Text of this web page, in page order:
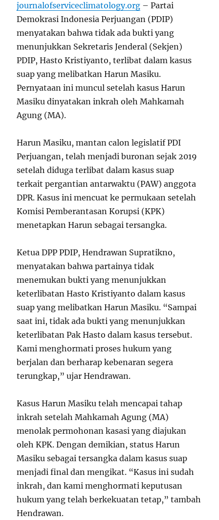
journalofserviceclimatology.org – Partai
Demokrasi Indonesia Perjuangan (PDIP)
menyatakan bahwa tidak ada bukti yang
menunjukkan Sekretaris Jenderal (Sekjen)
PDIP, Hasto Kristiyanto, terlibat dalam kasus
suap yang melibatkan Harun Masiku.
Pernyataan ini muncul setelah kasus Harun
Masiku dinyatakan inkrah oleh Mahkamah
Agung (MA).
Harun Masiku, mantan calon legislatif PDI
Perjuangan, telah menjadi buronan sejak 2019
setelah diduga terlibat dalam kasus suap
terkait pergantian antarwaktu (PAW) anggota
DPR. Kasus ini mencuat ke permukaan setelah
Komisi Pemberantasan Korupsi (KPK)
menetapkan Harun sebagai tersangka.
Ketua DPP PDIP, Hendrawan Supratikno,
menyatakan bahwa partainya tidak
menemukan bukti yang menunjukkan
keterlibatan Hasto Kristiyanto dalam kasus
suap yang melibatkan Harun Masiku. “Sampai
saat ini, tidak ada bukti yang menunjukkan
keterlibatan Pak Hasto dalam kasus tersebut.
Kami menghormati proses hukum yang
berjalan dan berharap kebenaran segera
terungkap,” ujar Hendrawan.
Kasus Harun Masiku telah mencapai tahap
inkrah setelah Mahkamah Agung (MA)
menolak permohonan kasasi yang diajukan
oleh KPK. Dengan demikian, status Harun
Masiku sebagai tersangka dalam kasus suap
menjadi final dan mengikat. “Kasus ini sudah
inkrah, dan kami menghormati keputusan
hukum yang telah berkekuatan tetap,” tambah
Hendrawan.